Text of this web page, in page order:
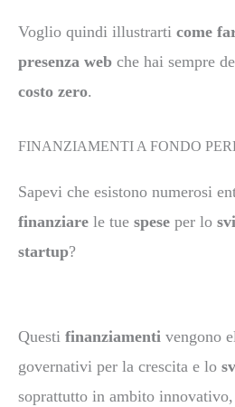
Voglio quindi illustrarti come
presenza web che hai sempre
costo zero.
FINANZIAMENTI A FONDO
Sapevi che esistono numerosi
finanziare le tue spese per lo
startup?
Questi finanziamenti vengono
governativi per la crescita e lo
soprattutto in ambito